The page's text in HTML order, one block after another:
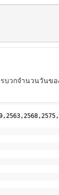
รบวกจำนวนวันข